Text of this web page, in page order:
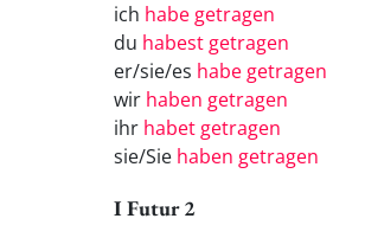
ich habe getragen
du habest getragen
er/sie/es habe getragen
wir haben getragen
ihr habet getragen
sie/Sie haben getragen
I Futur 2